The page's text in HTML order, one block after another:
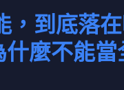
，到底落
麼不能當